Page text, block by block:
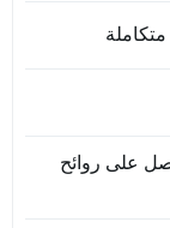
متكاملة
على روائح